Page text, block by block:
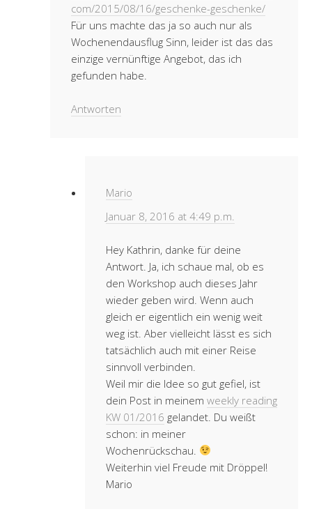
com/2015/08/16/geschenke-geschenke/
Für uns machte das ja so auch nur als
Wochenendausflug Sinn, leider ist das das
einzige vernünftige Angebot, das ich
gefunden habe.
Antworten
Mario
Januar 8, 2016 at 4:49 p.m.
Hey Kathrin, danke für deine
Antwort. Ja, ich schaue mal, ob es
den Workshop auch dieses Jahr
wieder geben wird. Wenn auch
gleich er eigentlich ein wenig weit
weg ist. Aber vielleicht lässt es sich
tatsächlich auch mit einer Reise
sinnvoll verbinden.
Weil mir die Idee so gut gefiel, ist
dein Post in meinem weekly reading
KW 01/2016 gelandet. Du weißt
schon: in meiner
Wochenrückschau.
Weiterhin viel Freude mit Dröppel!
Mario